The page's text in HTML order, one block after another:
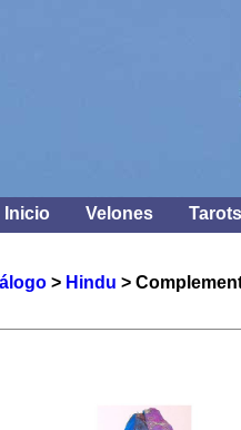
Inicio Velones Tarots
> Hindu >